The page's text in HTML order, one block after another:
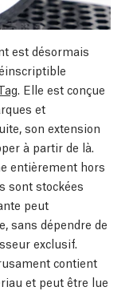
est désormais
. Elle est conçue
et
son extension
à partir de là.
entièrement hors
sont stockées
peut
sans dépendre de
exclusif.
contient
et peut être lue